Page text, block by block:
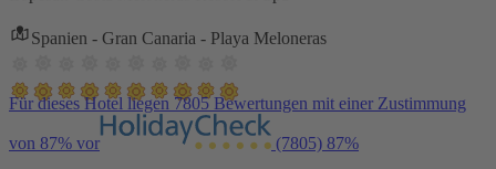
Spanien - Gran Canaria - Playa Meloneras
Für dieses Hotel liegen 7805 Bewertungen mit einer Zustimmung
von 87% vor (7805) 87%